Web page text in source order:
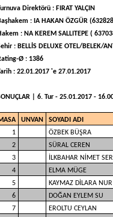
Direktörü : FIRAT YALÇIN
: IA HAKAN ÖZGÜR
: NA KEREM SALLITEPE (
: BELLİS DELUXE OTEL/BELEK/
Ø : 1386
: 22.01.2017 'e 27.01.2017
| 6. Tur - 25.01.2017 -
UNVAN
SOYADI ADI
1
ÖZBEK BÜŞRA
2
SÜRAL CEREN
3
İLKBAHAR NİMET
4
ELMA MÜGE
5
KAYMAZ DİLARA NUR
6
DOĞAN EYLEM SU
7
EROLTU CEYLAN